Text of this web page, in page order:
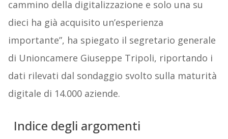
cammino della digitalizzazione e solo una su
dieci ha già acquisito un’esperienza
importante”, ha spiegato il segretario generale
di Unioncamere Giuseppe Tripoli, riportando i
dati rilevati dal sondaggio svolto sulla maturità
digitale di 14.000 aziende.
Indice degli argomenti